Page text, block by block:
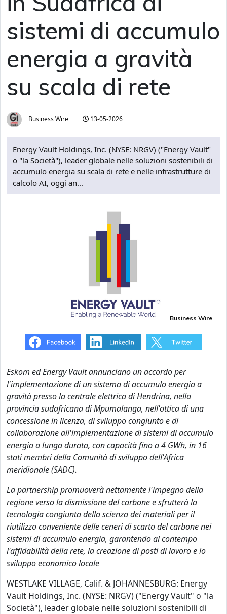
sistemi di accumulo
energia a gravità
su scala di rete
Business Wire 13-05-2026
Energy Vault Holdings, Inc. (NYSE: NRGV) ("Energy Vault"
o "la Società"), leader globale nelle soluzioni sostenibili di
accumulo energia su scala di rete e nelle infrastrutture di
calcolo AI, oggi an...
Business Wire
Eskom ed Energy Vault annunciano un accordo per
l'implementazione di un sistema di accumulo energia a
gravità presso la centrale elettrica di Hendrina, nella
provincia sudafricana di Mpumalanga, nell'ottica di una
concessione in licenza, di sviluppo congiunto e di
collaborazione all'implementazione di sistemi di accumulo
energia a lunga durata, con capacità fino a 4 GWh, in 16
stati membri della Comunità di sviluppo dell'Africa
meridionale (SADC).
La partnership promuoverà nettamente l'impegno della
regione verso la dismissione del carbone e sfrutterà la
tecnologia congiunta della scienza dei materiali per il
riutilizzo conveniente delle ceneri di scarto del carbone nei
sistemi di accumulo energia, garantendo al contempo
l'affidabilità della rete, la creazione di posti di lavoro e lo
sviluppo economico locale
WESTLAKE VILLAGE, Calif. & JOHANNESBURG: Energy
Vault Holdings, Inc. (NYSE: NRGV) ("Energy Vault" o "la
Società"), leader globale nelle soluzioni sostenibili di